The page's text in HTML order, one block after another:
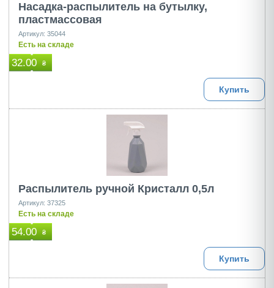
Насадка-распылитель на бутылку,
пластмассовая
Артикул: 35044
Есть на складе
32.00 ₴
Купить
Распылитель ручной Кристалл 0,5л
Артикул: 37325
Есть на складе
54.00 ₴
Купить